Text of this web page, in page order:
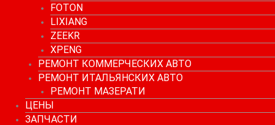
FOTON
LIXIANG
ZEEKR
XPENG
РЕМОНТ КОММЕРЧЕСКИХ АВТО
РЕМОНТ ИТАЛЬЯНСКИХ АВТО
РЕМОНТ МАЗЕРАТИ
ЦЕНЫ
ЗАПЧАСТИ